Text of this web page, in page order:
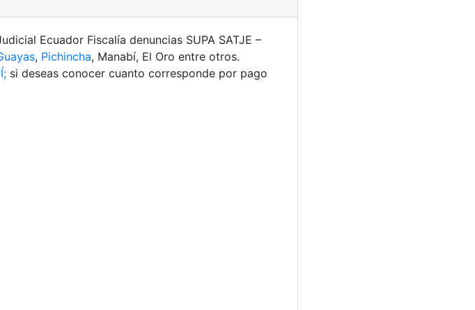
Ecuador Fiscalía denuncias SUPA SATJE –
, Pichincha, Manabí, El Oro entre otros.
si deseas conocer cuanto corresponde por pago